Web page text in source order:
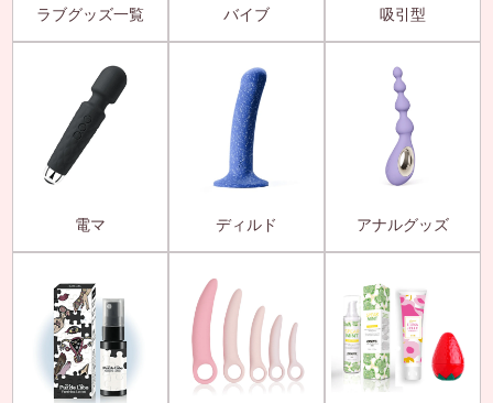
ラブグッズ一覧 バイブ 吸引型
電マ ディルド アナルグッズ